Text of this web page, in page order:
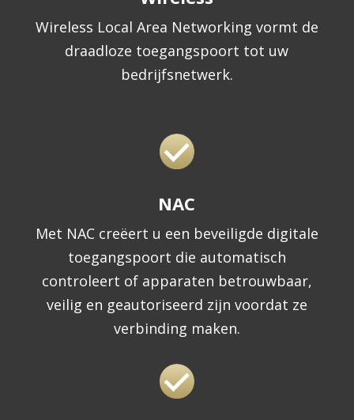
Wireless Local Area Networking vormt de
draadloze toegangspoort tot uw
bedrijfsnetwerk.
NAC
Met NAC creëert u een beveiligde digitale
toegangspoort die automatisch
controleert of apparaten betrouwbaar,
veilig en geautoriseerd zijn voordat ze
verbinding maken.